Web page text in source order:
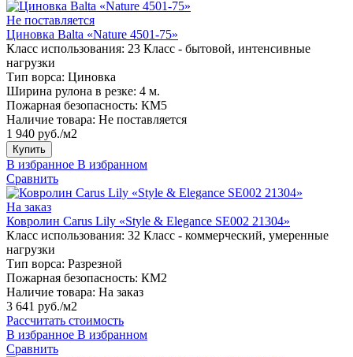
Не поставляется
Циновка Balta «Nature 4501-75»
Класс использования: 23 Класс - бытовой, интенсивные
нагрузки
Тип ворса: Циновка
Ширина рулона в резке: 4 м.
Пожарная безопасность: КМ5
Наличие товара: Не поставляется
1 940 руб./м2
Купить
В избранное В избранном
Сравнить
На заказ
Ковролин Carus Lily «Style & Elegance SE002 21304»
Класс использования: 32 Класс - коммерческий, умеренные
нагрузки
Тип ворса: Разрезной
Пожарная безопасность: КМ2
Наличие товара: На заказ
3 641 руб./м2
Рассчитать стоимость
В избранное В избранном
Сравнить